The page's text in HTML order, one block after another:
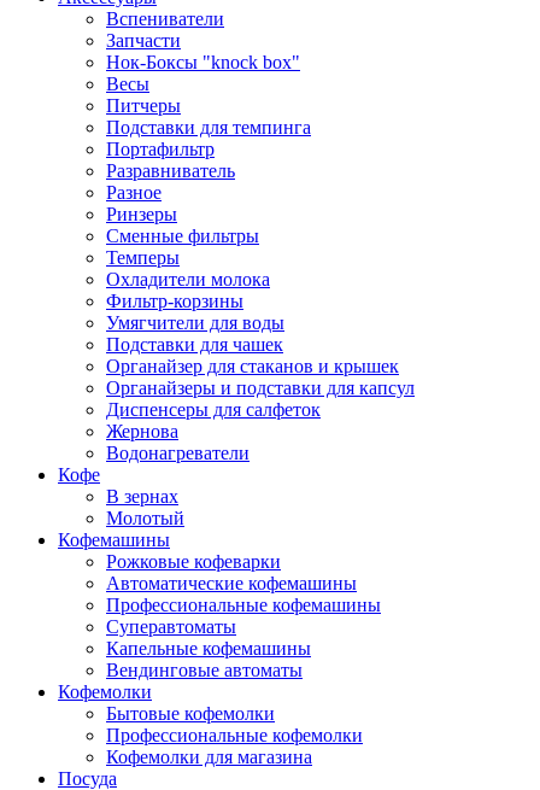
Вспениватели
Запчасти
Нок-Боксы "knock box"
Весы
Питчеры
Подставки для темпинга
Портафильтр
Разравниватель
Разное
Ринзеры
Сменные фильтры
Темперы
Охладители молока
Фильтр-корзины
Умягчители для воды
Подставки для чашек
Органайзер для стаканов и крышек
Органайзеры и подставки для капсул
Диспенсеры для салфеток
Жернова
Водонагреватели
Кофе
В зернах
Молотый
Кофемашины
Рожковые кофеварки
Автоматические кофемашины
Профессиональные кофемашины
Суперавтоматы
Капельные кофемашины
Вендинговые автоматы
Кофемолки
Бытовые кофемолки
Профессиональные кофемолки
Кофемолки для магазина
Посуда